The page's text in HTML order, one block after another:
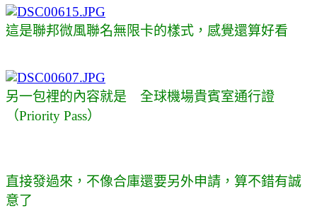
這是聯邦微風聯名無限卡的樣式，感覺還算好看
另一包裡的內容就是 全球機場貴賓室通行證
（Priority Pass）
直接發過來，不像合庫還要另外申請，算不錯有誠
意了